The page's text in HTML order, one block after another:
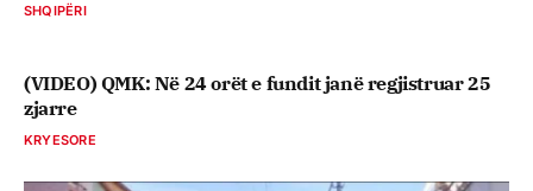
SHQIPËRI
(VIDEO) QMK: Në 24 orët e fundit janë regjistruar 25
zjarre
KRYESORE